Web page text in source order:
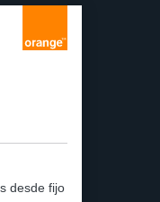
desde fijo